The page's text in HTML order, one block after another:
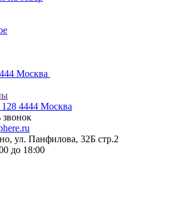
Москва
4444 Москва
звонок
ул. Панфилова, 32Б стр.2
до 18:00